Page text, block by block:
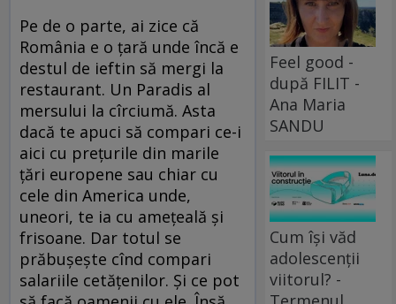
Pe de o parte, ai zice că
România e o țară unde încă e
destul de ieftin să mergi la
restaurant. Un Paradis al
mersului la cîrciumă. Asta
dacă te apuci să compari ce-i
aici cu prețurile din marile
țări europene sau chiar cu
cele din America unde,
uneori, te ia cu amețeală și
frisoane. Dar totul se
prăbușește cînd compari
salariile cetățenilor. Și ce pot
Feel good -
după FILIT -
Ana Maria
SANDU
Cum își văd
adolescenții
viitorul? -